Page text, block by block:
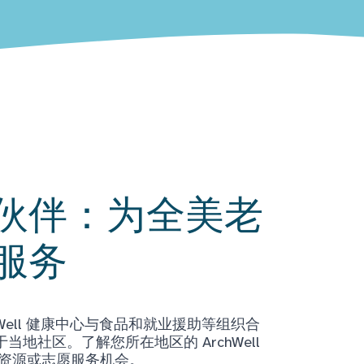
伴：为全美老
务
健康中心与食品和就业援助等组织合
当地社区。了解您所在地区的 ArchWell
源或志愿服务机会。